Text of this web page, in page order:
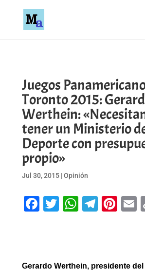
Juegos
Toronto 2015:
Werthein:
tener un Ministerio
Deporte con
propio»
Jul 30, 2015|Opinión
Facebook
Twitter
Gerardo Werthein, presidente